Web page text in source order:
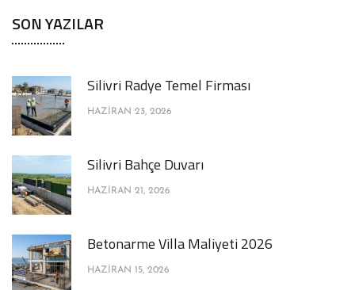
SON YAZILAR
Silivri Radye Temel Firması
HAZIRAN 23, 2026
Silivri Bahçe Duvarı
HAZIRAN 21, 2026
Betonarme Villa Maliyeti 2026
HAZIRAN 15, 2026